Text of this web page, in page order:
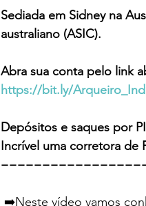
Sediada em Sidney na
australiano (ASIC).
Abra sua conta pelo link
https://bit.ly/
Depósitos e saques por
Incrível uma corretora de